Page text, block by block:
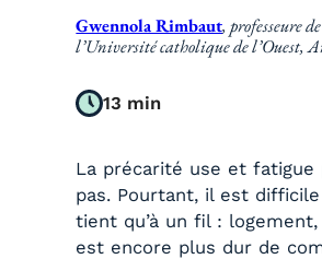
Gwennola Rimbaut, professeure
l’Université catholique de l’Ouest,
13 min
La précarité use et fatigue
pas. Pourtant, il est
tient qu’à un fil :
est encore plus dur de